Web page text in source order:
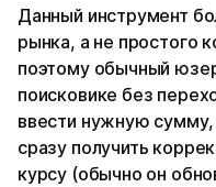
Данный инструмент
рынка, а не простого
поэтому обычный
поисковике без
ввести нужную
сразу получить
курсу (обычно он